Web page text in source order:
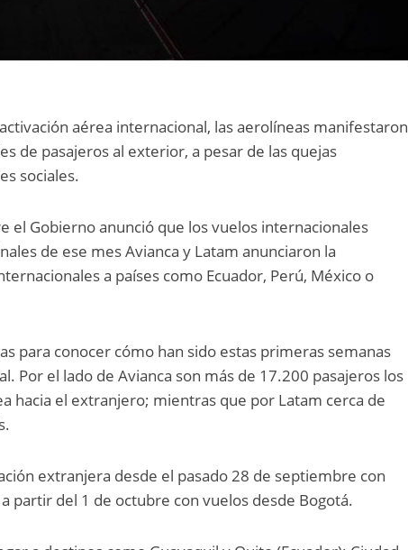
aérea internacional, las aerolíneas manifestaron
de pasajeros al exterior, a pesar de las quejas
sociales.
el Gobierno anunció que los vuelos internacionales
de ese mes Avianca y Latam anunciaron la
a países como Ecuador, Perú, México o
para conocer cómo han sido estas primeras semanas
Por el lado de Avianca son más de 17.200 pasajeros los
hacia el extranjero; mientras que por Latam cerca de
extranjera desde el pasado 28 de septiembre con
partir del 1 de octubre con vuelos desde Bogotá.